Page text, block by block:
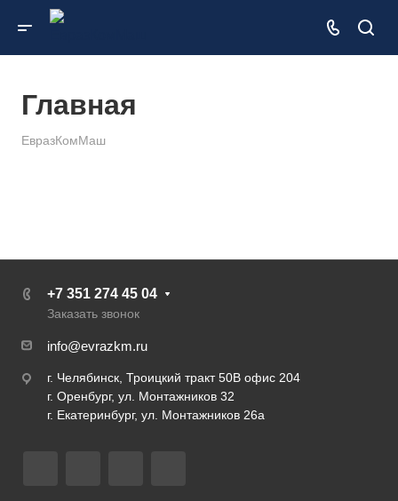
Главная
ЕвразКомМаш
+7 351 274 45 04
Заказать звонок
info@evrazkm.ru
г. Челябинск, Троицкий тракт 50В офис 204
г. Оренбург, ул. Монтажников 32
г. Екатеринбург, ул. Монтажников 26а